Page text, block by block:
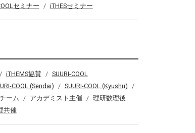
セミナー iTHESセミナー
iTHEMS協賛
SUURI-COOL
COOL (Sendai)
SUURI-COOL (Kyushu)
ーム
アカデミスト主催
理研数理後
共催